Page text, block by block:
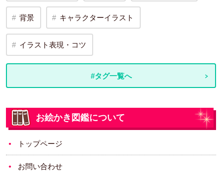
背景 キャラクターイラスト
イラスト表現・コツ
#タグ一覧へ
お絵かき図鑑について
トップページ
お問い合わせ